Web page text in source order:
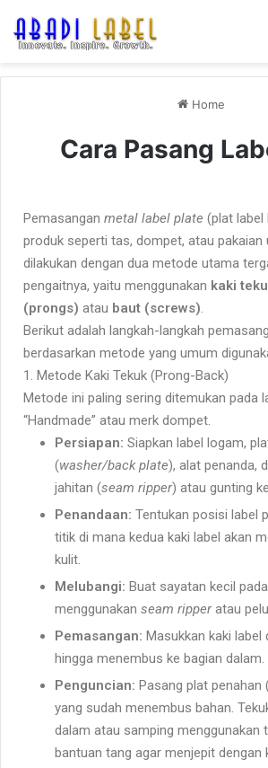
Home
Cara Pasang
Pemasangan metal label plate (plat label
produk seperti tas, dompet, atau pakaian
dilakukan dengan dua metode utama
pengaitnya, yaitu menggunakan kaki
(prongs) atau baut (screws).
Berikut adalah langkah-langkah
berdasarkan metode yang umum
1. Metode Kaki Tekuk (Prong-Back)
Metode ini paling sering ditemukan pada
“Handmade” atau merk dompet.
Persiapan: Siapkan label logam,
(washer/back plate), alat penanda,
jahitan (seam ripper) atau gunting
Penandaan: Tentukan posisi label
titik di mana kedua kaki label akan
kulit.
Melubangi: Buat sayatan kecil
menggunakan seam ripperatau
Pemasangan: Masukkan kaki
hingga menembus ke bagian dalam.
Penguncian: Pasang plat penahan (
yang sudah menembus bahan.
dalam atau samping menggunakan
bantuan tang agar menjepit dengan